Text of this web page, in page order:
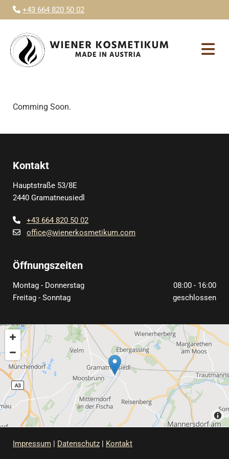
 +43 664 820 50 02
Comming Soon.
Kontakt
Hauptstraße 53/8E
2440 Gramatneusiedl
 +43 664 820 50 02
 office@wienerkosmetikum.com
Öffnungszeiten
Montag - Donnerstag
08:00 - 16:00
Freitag - Sonntag
geschlossen
Impressum Datenschutz Kontakt